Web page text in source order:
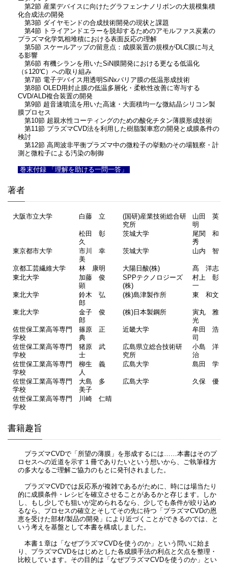
第2節 産業デバイスに向けたグラフェンナノリボンの大規模集積
化合成法の開発
第3節 ダイヤモンドの合成技術開発の現状と課題
第4節 トライアンドエラーを脱却するためのアモルファス炭素の
プラズマ化学気相堆積における表面反応の理解
第5節 スケールアップの留意点：成膜装置の規模がDLC膜に与え
る影響
第6節 有機シランを用いたSiN膜開発における更なる低温化
（≦120℃）への取り組み
第7節 電子デバイス用透明SiNxバリア膜の低温形成技術
第8節 OLED用封止膜の低温多層化・柔軟性改善に寄与する
CVD/ALD複合装置の開発
第9節 超音速噴流を用いた高速・大面積均一な微結晶シリコン製
膜プロセス
第10節 超親水性コーティングのための酸化チタン薄膜形成技術
第11節 プラズマCVD法を利用した樹脂製車窓の開発と成膜条件の
検討
第12節 高周波非平衡プラズマ中の微粒子の挙動のその場観察・計
測と微粒子による汚染の制御
巻末付録 「理解を助ける一問一答」
著者
大阪市立大学 白藤 立
(国研)産業技術総合研
究所
山田 英
明
松田 彰
久
茨城大学
尾関 和
秀
東京都市大学
市川 幸
美
茨城大学 山内 智
京都工芸繊維大学 林 康明 大陽日酸(株)
髙 洋志
東北大学
加藤 俊
顕
SPPテクノロジーズ
(株)
村上 彰
一
東北大学
鈴木 弘
郎
(株)島津製作所 東 和文
東北大学
金子 俊
郎
(株)日本製鋼所
寅丸 雅
光
佐世保工業高等専門
学校
篠原 正
典
近畿大学
牟田 浩
司
佐世保工業高等専門
学校
猪原 武
士
広島県立総合技術研
究所
小島 洋
治
佐世保工業高等専門
学校
柳生 義
人
広島大学 島田 学
佐世保工業高等専門
学校
大島 多
美子
広島大学 久保 優
佐世保工業高等専門
学校
川崎 仁晴
書籍趣旨
プラズマCVDで「所望の薄膜」を形成するには……本書はそのプ
ロセスへの近道を示す１冊でありたいという想いから、ご執筆様方
の多大なるご理解ご協力のもとに発刊されました。
プラズマCVDでは反応系が複雑であるがために、時には場当たり
的に成膜条件・レシピを確立させることがあるかと存じます。しか
し、もし少しでも狙いが定められるなら、少しでも条件が絞り込め
るなら、プロセスの確立とそしてその先に待つ「プラズマCVDの恩
恵を受けた部材/製品の開発」により近づくことができるのでは、と
いう考えを基盤として本書を構成しました。
本書１章は「なぜプラズマCVDを使うのか」という問いに始ま
り、プラズマCVDをはじめとした各成膜手法の利点と欠点を整理・
比較しています。その目的は「なぜプラズマCVDを使うのか」とい